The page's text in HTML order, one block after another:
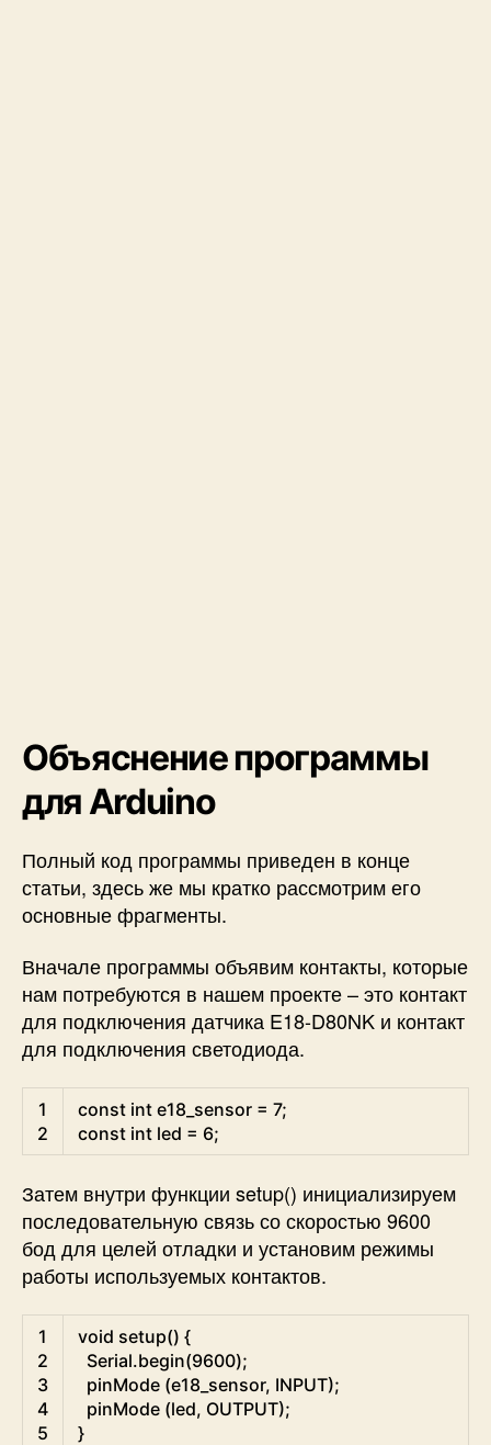
Объяснение программы
для Arduino
Полный код программы приведен в конце
статьи, здесь же мы кратко рассмотрим его
основные фрагменты.
Вначале программы объявим контакты, которые
нам потребуются в нашем проекте – это контакт
для подключения датчика E18-D80NK и контакт
для подключения светодиода.
1
2
const int e18_sensor = 7;
const int led = 6;
Затем внутри функции setup() инициализируем
последовательную связь со скоростью 9600
бод для целей отладки и установим режимы
работы используемых контактов.
1
2
3
4
5
void setup() {
Serial.begin(9600);
pinMode (e18_sensor, INPUT);
pinMode (led, OUTPUT);
}